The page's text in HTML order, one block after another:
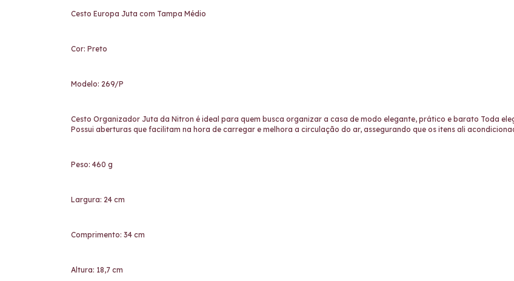
Cesto Europa Juta com Tampa Médio
Cor: Preto
Modelo: 269/P
Cesto Organizador Juta da Nitron é ideal para quem busca organizar a casa de modo elegante, prático e barato Toda
Possui aberturas que facilitam na hora de carregar e melhora a circulação do ar, assegurando que os itens ali
Peso: 460 g
Largura: 24 cm
Comprimento: 34 cm
Altura: 18,7 cm